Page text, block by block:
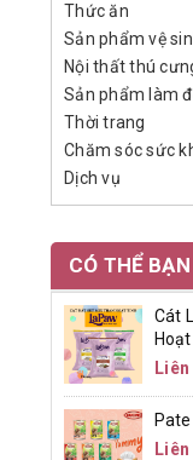
Thức ăn
Sản phẩm vệ
Nội thất thú
Sản phẩm làm
Thời trang
Chăm sóc sức
Dịch vụ
CÓ THỂ
Cát